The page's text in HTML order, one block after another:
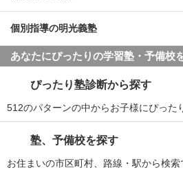
個別指導の明光義塾
あなたにぴったりの学習塾・予備校
ぴったり塾診断から探す
512のパターンの中からお子様にぴった
塾、予備校を探す
お住まいの市区町村、路線・駅から検索